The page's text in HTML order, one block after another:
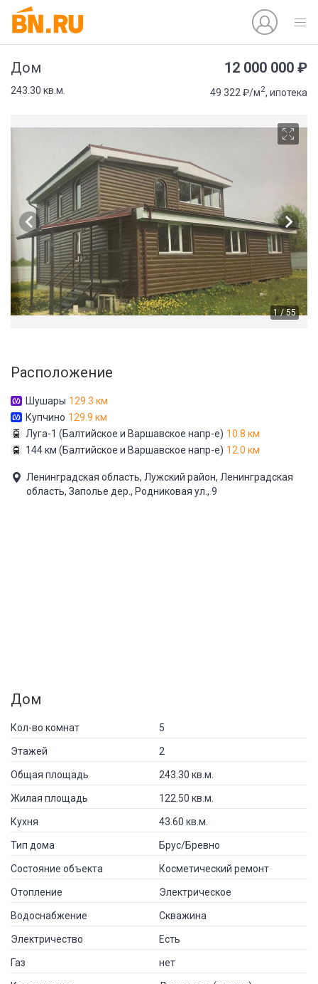
Дом 12 000 000 ₽
243.30 кв.м. 49 322 ₽/м2, ипотека
1 / 55
Расположение
Шушары 129.3 км
Купчино 129.9 км
Луга-1 (Балтийское и Варшавское напр-е) 10.8 км
144 км (Балтийское и Варшавское напр-е) 12.0 км
Ленинградская область, Лужский район, Ленинградская
область, Заполье дер., Родниковая ул., 9
Дом
Кол-во комнат 5
Этажей 2
Общая площадь 243.30 кв.м.
Жилая площадь 122.50 кв.м.
Кухня 43.60 кв.м.
Тип дома Брус/Бревно
Состояние объекта Косметический ремонт
Отопление Электрическое
Водоснабжение Скважина
Электричество Есть
Газ нет